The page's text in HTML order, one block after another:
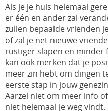
Als je je huis helemaal
er één en ander zal
zullen bepaalde vrienden
of zal je net nieuwe
rustiger slapen en minder
kan ook merken dat je
meer zin hebt om dingen
eerste stap in jouw
Aarzel niet om meer info
niet helemaal je weg